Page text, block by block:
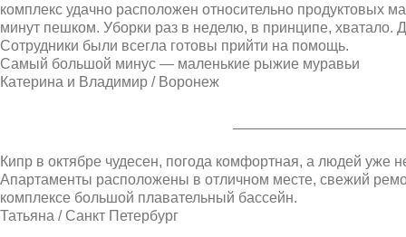
комплекс удачно расположен относительно продуктовых
минут пешком. Уборки раз в неделю, в принципе,
Сотрудники были всегла готовы прийти на помощь.
Самый большой минус — маленькие рыжие муравьи
Катерина и Владимир / Воронеж
Кипр в октябре чудесен, погода комфортная, а людей уже
Апартаменты расположены в отличном месте, свежий
комплексе большой плавательный бассейн.
Татьяна / Санкт Петербург